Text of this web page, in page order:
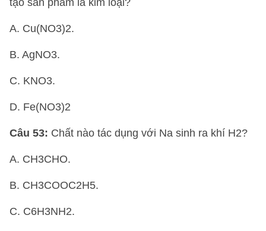
tạo sản phẩm là kim loại?
A. Cu(NO3)2.
B. AgNO3.
C. KNO3.
D. Fe(NO3)2
Câu 53: Chất nào tác dụng với Na sinh ra khí H2?
A. CH3CHO.
B. CH3COOC2H5.
C. C6H3NH2.